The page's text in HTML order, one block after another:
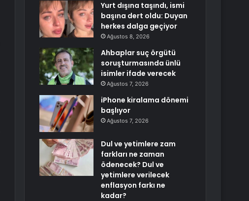
Yurt dışına taşındı, ismi
başına dert oldu: Duyan
herkes dalga geçiyor
Ağustos 8, 2026
Ahbaplar suç örgütü
soruşturmasında ünlü
isimler ifade verecek
Ağustos 7, 2026
iPhone kiralama dönemi
başlıyor
Ağustos 7, 2026
Dul ve yetimlere zam
farkları ne zaman
ödenecek? Dul ve
yetimlere verilecek
enflasyon farkı ne
kadar?